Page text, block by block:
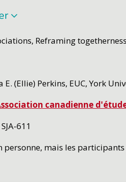
Reframing togetherness
E. (Ellie) Perkins, EUC, York
canadienne
611
personne, mais les